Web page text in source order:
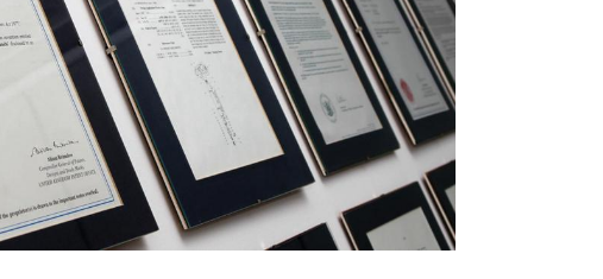
para la protección de datos
Acepto que mis datos personales en los campos del formulario anterior sean enviados al
concesionario Centor más cercano o a un empleado responsable de Centor que se pondrá en
contacto conmigo a efectos de mi consulta.
El uso de sus datos personales cumplirá con todas las directrices de protección de datos.